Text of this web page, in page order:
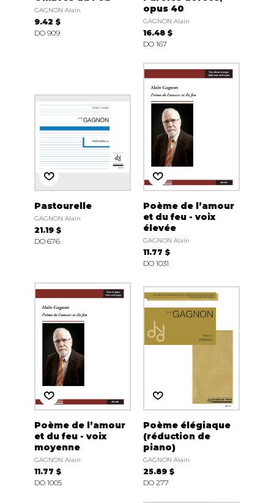
GAGNON Alain
9.42 $
DO 909
opus 40
GAGNON Alain
16.48 $
DO 167
Pastourelle
GAGNON Alain
21.19 $
DO 676
Poème de l’amour
et du feu - voix
élevée
GAGNON Alain
11.77 $
DO 1031
Poème de l’amour
et du feu - voix
moyenne
GAGNON Alain
11.77 $
DO 1005
Poème élégiaque
(réduction de
piano)
GAGNON Alain
25.89 $
DO 277